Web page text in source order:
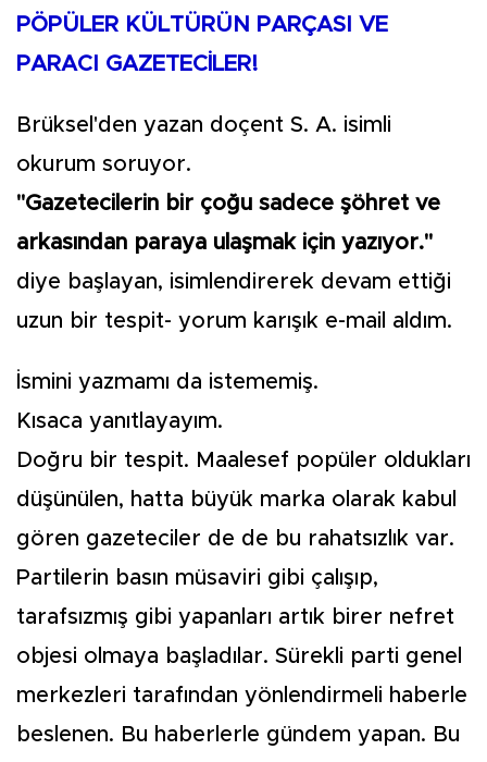
PÖPÜLER KÜLTÜRÜN PARÇASI VE
PARACI GAZETECİLER!
Brüksel'den yazan doçent S. A. isimli
okurum soruyor.
"Gazetecilerin bir çoğu sadece şöhret ve
arkasından paraya ulaşmak için yazıyor."
diye başlayan, isimlendirerek devam ettiği
uzun bir tespit- yorum karışık e-mail aldım.
İsmini yazmamı da istememiş.
Kısaca yanıtlayayım.
Doğru bir tespit. Maalesef popüler oldukları
düşünülen, hatta büyük marka olarak kabul
gören gazeteciler de de bu rahatsızlık var.
Partilerin basın müsaviri gibi çalışıp,
tarafsızmış gibi yapanları artık birer nefret
objesi olmaya başladılar. Sürekli parti genel
merkezleri tarafından yönlendirmeli haberle
beslenen. Bu haberlerle gündem yapan. Bu